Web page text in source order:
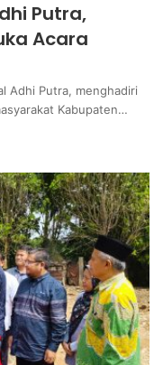
Putra,
Acara
Adhi Putra, menghadiri
Kabupaten…